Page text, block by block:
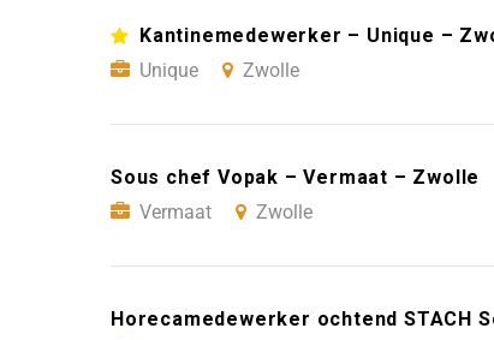
Kantinemedewerker – Unique –
Unique
Zwolle
Sous chef Vopak – Vermaat – Zwolle
Vermaat
Zwolle
Horecamedewerker ochtend STACH